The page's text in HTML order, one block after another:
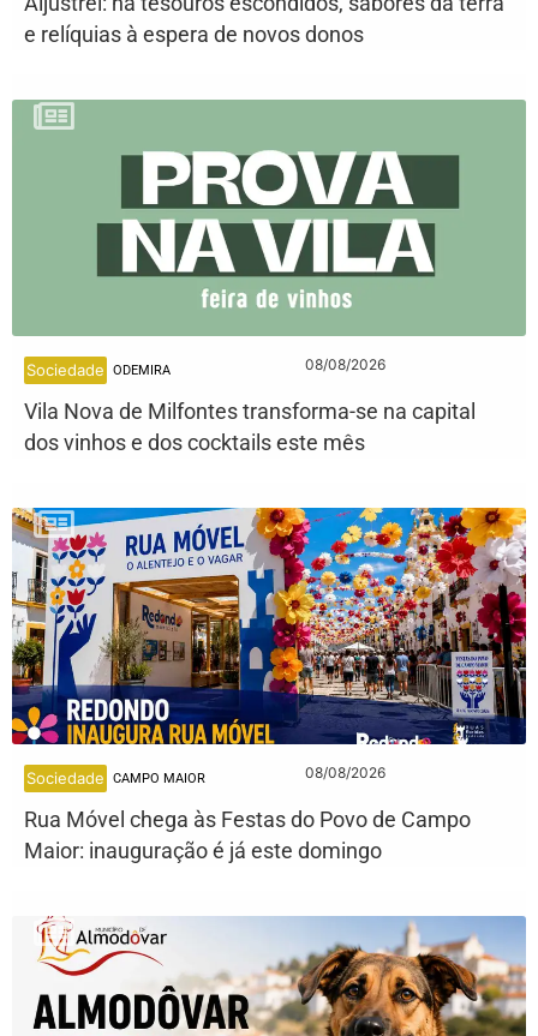
e relíquias à espera de novos donos
Sociedade ODEMIRA 08/08/2026
Vila Nova de Milfontes transforma-se na capital
dos vinhos e dos cocktails este mês
Sociedade CAMPO MAIOR 08/08/2026
Rua Móvel chega às Festas do Povo de Campo
Maior: inauguração é já este domingo